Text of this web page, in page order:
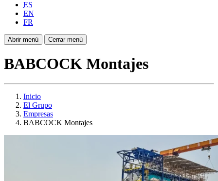
ES
EN
FR
Abrir menú Cerrar menú
BABCOCK Montajes
Inicio
El Grupo
Empresas
BABCOCK Montajes